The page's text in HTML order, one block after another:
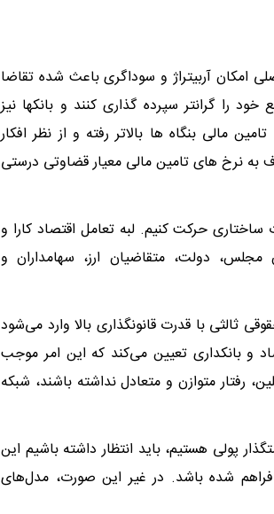
امکان آربیتراژ و سوداگری باعث شده تقاضا
را گرانتر سپرده گذاری کنند و بانکها نیز
مالی بنگاه ها بالاتر رفته و از نظر افکار
به نرخ های تامین مالی معیار قضاوتی درستی
حرکت کنیم. لبه تعامل اقتصاد کارا و
دولت، متقاضیان ارز، سهامداران و
ثالثی با قدرت قانونگذاری بالا وارد می‌شود
و بانکداری تعیین می‌کند که این امر موجب
رفتار متوازن و متعادل نداشته باشند، شبکه
پولی هستیم، باید انتظار داشته باشیم این
شده باشد. در غیر این صورت، مدل‌های